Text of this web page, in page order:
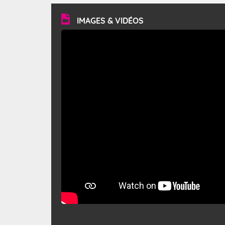
vitesse moyenne de 50 km/h et atteindre 80 à 100 km/h
en rafales, parfois davantage. Il parcourt la basse vallée
du Rhône et la Provence et envahit le littoral
méditerranéen à partir de la Camargue.
IMAGES & VIDÉOS